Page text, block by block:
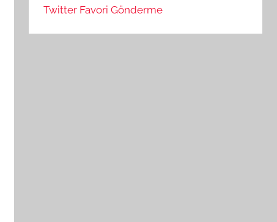
Twitter Favori Gönderme